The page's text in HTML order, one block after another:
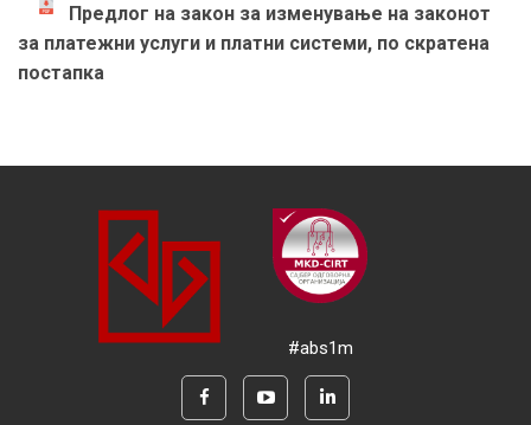
Предлог на закон за изменување на законот
за платежни услуги и платни системи, по скратена
постапка
#abs1m